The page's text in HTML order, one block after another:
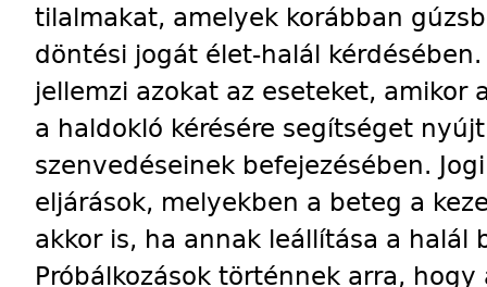
tilalmakat, amelyek korábban
döntési jogát élet-halál
jellemzi azokat az eseteket, amikor
a haldokló kérésére segítséget
szenvedéseinek befejezésében.
eljárások, melyekben a beteg a
akkor is, ha annak leállítása a halál
Próbálkozások történnek arra,